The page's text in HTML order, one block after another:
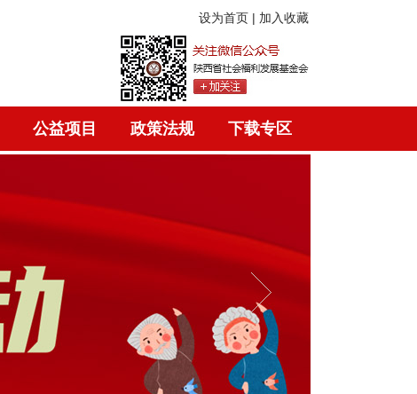
设为首页 | 加入收藏
公益项目 政策法规 下载专区